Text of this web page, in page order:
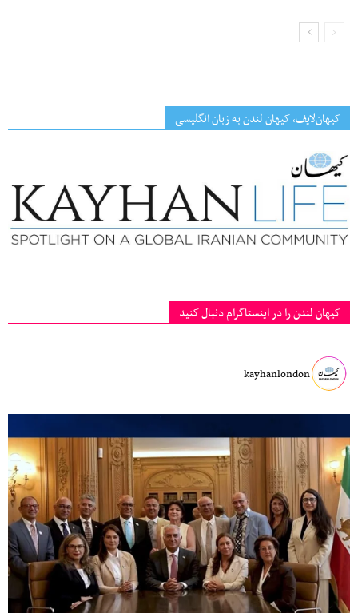
کیهان‌لایف، کیهان لندن به زبان انگلیسی
کیهان لندن را در اینستاگرام دنبال کنید
kayhanlondon